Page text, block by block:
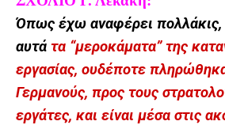
Όπως έχω αναφέρει πολλάκις,
αυτά τα “μεροκάματα” της
εργασίας, ουδέποτε
Γερμανούς, προς τους
εργάτες, και είναι μέσα στις